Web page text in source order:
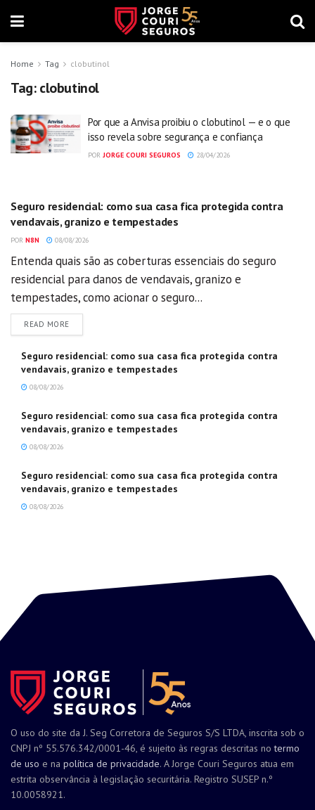
Home Tag clobutinol
Tag:clobutinol
Por que a Anvisa proibiu o clobutinol — e o que
isso revela sobre segurança e confiança
POR JORGE COURI SEGUROS 28/04/2026
Seguro residencial: como sua casa fica protegida contra
vendavais, granizo e tempestades
POR N8N 08/08/2026
Entenda quais são as coberturas essenciais do seguro
residencial para danos de vendavais, granizo e
tempestades, como acionar o seguro...
READ MOREDETAILS
Seguro residencial: como sua casa fica protegida contra
vendavais, granizo e tempestades
08/08/2026
Seguro residencial: como sua casa fica protegida contra
vendavais, granizo e tempestades
08/08/2026
Seguro residencial: como sua casa fica protegida contra
vendavais, granizo e tempestades
08/08/2026
O uso do site da J. Seg Corretora de Seguros S/S LTDA, inscrita sob o
CNPJ nº 55.576.342/0001-46, é sujeito às regras descritas notermo
de uso e na política de privacidade. A Jorge Couri Seguros atua em
estrita observância à legislação securitária. Registro SUSEP n.º
10.0058921.